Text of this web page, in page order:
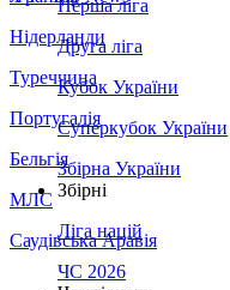
Нідерланди
Туреччина
Португалія
Бельгія
МЛС
Саудівська Аравія
Перша ліга
Друга ліга
Кубок України
Суперкубок України
Збірна України
Збірні
Ліга націй
ЧС 2026